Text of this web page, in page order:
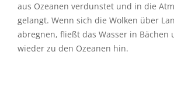
aus Ozeanen verdunstet und in die
gelangt. Wenn sich die Wolken über
abregnen, fließt das Wasser in Bächen
wieder zu den Ozeanen hin.